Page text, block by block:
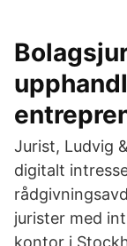
Jurist, Ludvig
digitalt
jurister med
kontor i